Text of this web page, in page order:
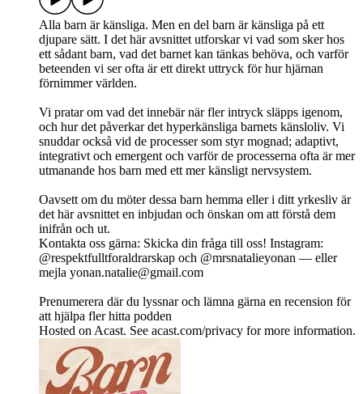
Alla barn är känsliga. Men en del barn är känsliga på ett
djupare sätt. I det här avsnittet utforskar vi vad som sker hos
ett sådant barn, vad det barnet kan tänkas behöva, och varför
beteenden vi ser ofta är ett direkt uttryck för hur hjärnan
förnimmer världen.
Vi pratar om vad det innebär när fler intryck släpps igenom,
och hur det påverkar det hyperkänsliga barnets känsloliv. Vi
snuddar också vid de processer som styr mognad; adaptivt,
integrativt och emergent och varför de processerna ofta är mer
utmanande hos barn med ett mer känsligt nervsystem.
Oavsett om du möter dessa barn hemma eller i ditt yrkesliv är
det här avsnittet en inbjudan och önskan om att förstå dem
inifrån och ut.
Kontakta oss gärna: Skicka din fråga till oss! Instagram:
@respektfulltforaldrarskap och @mrsnatalieyonan — eller
mejla yonan.natalie@gmail.com
Prenumerera där du lyssnar och lämna gärna en recension för
att hjälpa fler hitta podden
Hosted on Acast. See acast.com/privacy for more information.